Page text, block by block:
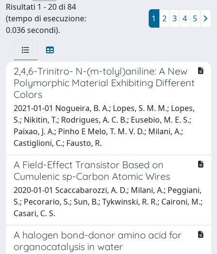
Risultati 1 - 20 di 84
(tempo di esecuzione:
0.036 secondi).
1 2 3 4 5
2,4,6-Trinitro- N-(m-tolyl)aniline: A New
Polymorphic Material Exhibiting Different
Colors
2021-01-01 Nogueira, B. A.; Lopes, S. M. M.; Lopes,
S.; Nikitin, T.; Rodrigues, A. C. B.; Eusebio, M. E. S.;
Paixao, J. A.; Pinho E Melo, T. M. V. D.; Milani, A.;
Castiglioni, C.; Fausto, R.
A Field-Effect Transistor Based on
Cumulenic sp-Carbon Atomic Wires
2020-01-01 Scaccabarozzi, A. D.; Milani, A.; Peggiani,
S.; Pecorario, S.; Sun, B.; Tykwinski, R. R.; Caironi, M.;
Casari, C. S.
A halogen bond-donor amino acid for
organocatalysis in water